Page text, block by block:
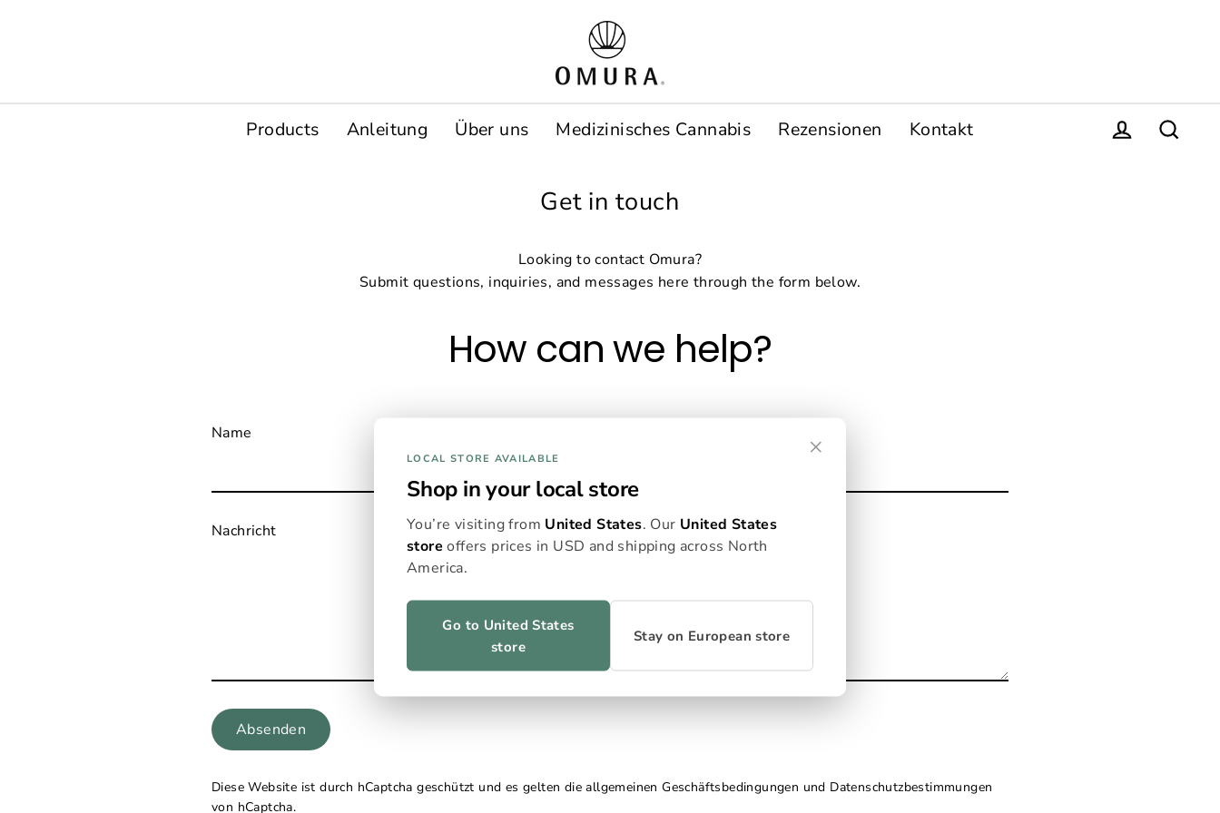
Products Anleitung Über uns Medizinisches Cannabis Rezensionen
Kontakt
Get in touch
Looking to contact Omura?
Submit questions, inquiries, and messages here through the form below.
How can we help?
Name
Nachricht
Absenden
Diese Website ist durch hCaptcha geschützt und es gelten dieallgemeinen Geschäftsbedingungen und Datenschutzbestimmungen
von hCaptcha.
×
LOCAL STORE AVAILABLE
Shop in your local store
You’re visiting from United States. Our United States
store offers prices in USD and shipping across North
America.
Go to United States
store
Stay on European store